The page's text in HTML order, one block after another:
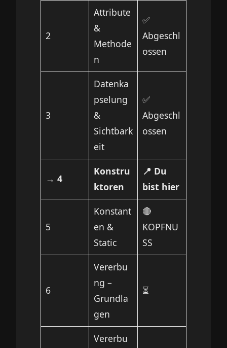
2
Attribute
&
Methode
n
✅
Abgeschl
ossen
3
Datenka
pselung
&
Sichtbark
eit
✅
Abgeschl
ossen
→ 4
Konstru
ktoren
📍 Du
bist hier
5
Konstant
en &
Static
🔴
KOPFNU
SS
6
Vererbu
ng –
Grundla
gen
⏳
Vererbu